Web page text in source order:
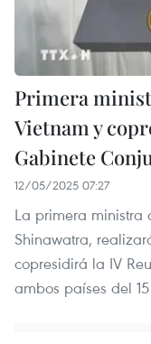
Primera
Vietnam y
Gabinete
12/05/2025 07:27
La primera ministra
Shinawatra,
copresidirá la IV
ambos países del